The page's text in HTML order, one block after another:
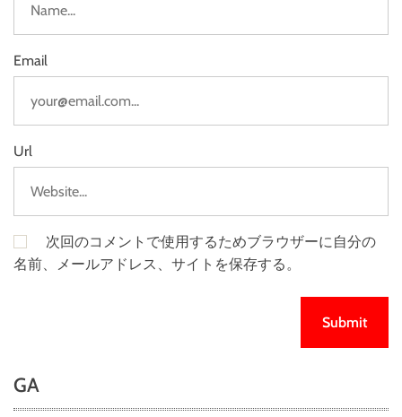
Email
Url
次回のコメントで使用するためブラウザーに自分の
名前、メールアドレス、サイトを保存する。
GA